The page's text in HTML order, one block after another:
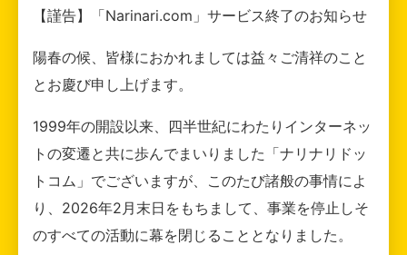
【謹告】「Narinari.com」サービス終了のお知らせ
陽春の候、皆様におかれましては益々ご清祥のこと
とお慶び申し上げます。
1999年の開設以来、四半世紀にわたりインターネッ
トの変遷と共に歩んでまいりました「ナリナリドッ
トコム」でございますが、このたび諸般の事情によ
り、2026年2月末日をもちまして、事業を停止しそ
のすべての活動に幕を閉じることとなりました。